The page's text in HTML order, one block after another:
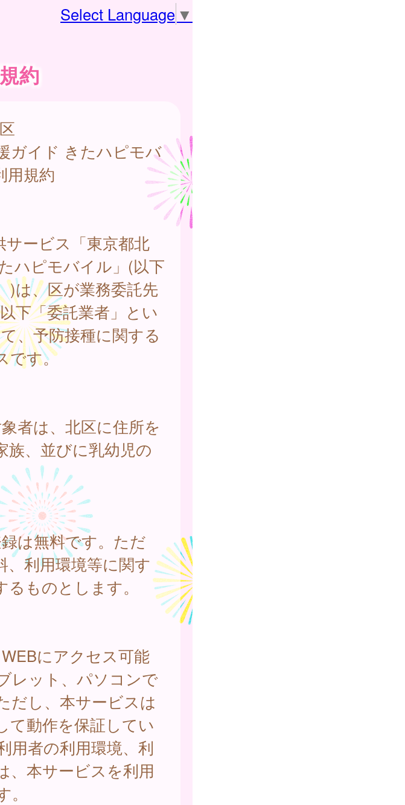
Select Language ▼
約
ガイド きたハピモバ
用規約
ービス「東京都北
ハピモバイル」(以下
)は、区が業務委託先
下「委託業者」とい
、予防接種に関する
です。
者は、北区に住所を
族、並びに乳幼児の
は無料です。ただ
、利用環境等に関す
ものとします。
にアクセス可能
レット、パソコンで
だし、本サービスは
て動作を保証してい
用者の利用環境、利
、本サービスを利用